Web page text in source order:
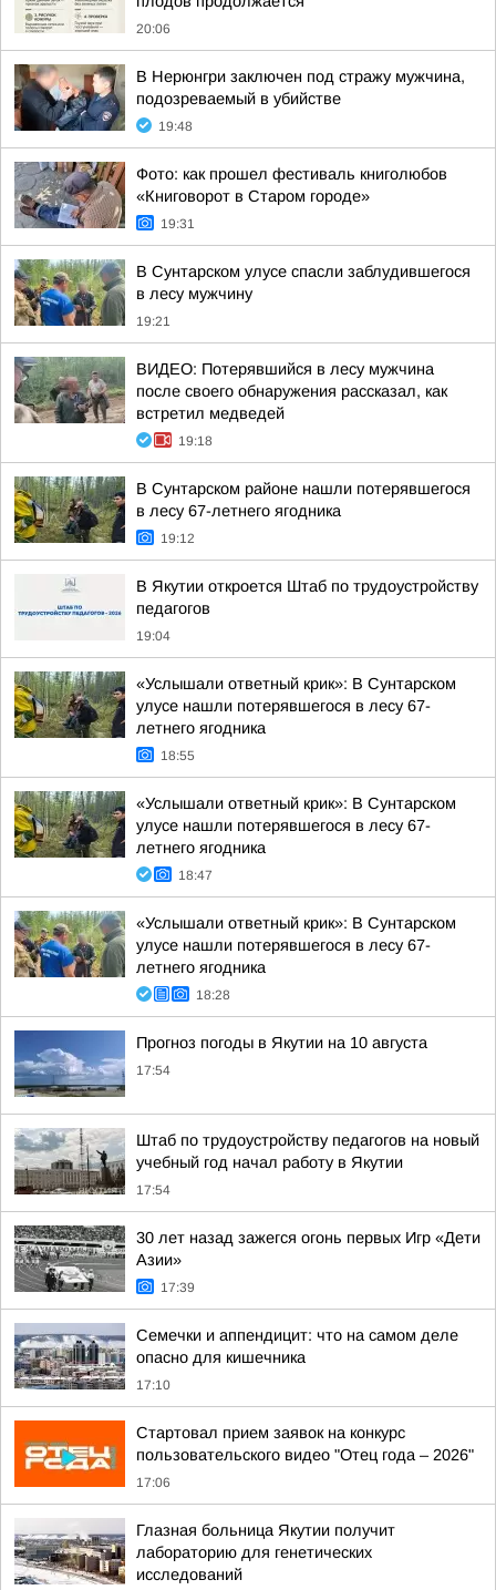
20:06
В Нерюнгри заключен под стражу мужчина,
подозреваемый в убийстве
19:48
Фото: как прошел фестиваль книголюбов
«Книговорот в Старом городе»
19:31
В Сунтарском улусе спасли заблудившегося
в лесу мужчину
19:21
ВИДЕО: Потерявшийся в лесу мужчина
после своего обнаружения рассказал, как
встретил медведей
19:18
В Сунтарском районе нашли потерявшегося
в лесу 67-летнего ягодника
19:12
В Якутии откроется Штаб по трудоустройству
педагогов
19:04
«Услышали ответный крик»: В Сунтарском
улусе нашли потерявшегося в лесу 67-
летнего ягодника
18:55
«Услышали ответный крик»: В Сунтарском
улусе нашли потерявшегося в лесу 67-
летнего ягодника
18:47
«Услышали ответный крик»: В Сунтарском
улусе нашли потерявшегося в лесу 67-
летнего ягодника
18:28
Прогноз погоды в Якутии на 10 августа
17:54
Штаб по трудоустройству педагогов на новый
учебный год начал работу в Якутии
17:54
30 лет назад зажегся огонь первых Игр «Дети
Азии»
17:39
Семечки и аппендицит: что на самом деле
опасно для кишечника
17:10
Стартовал прием заявок на конкурс
пользовательского видео "Отец года – 2026"
17:06
Глазная больница Якутии получит
лабораторию для генетических
исследований